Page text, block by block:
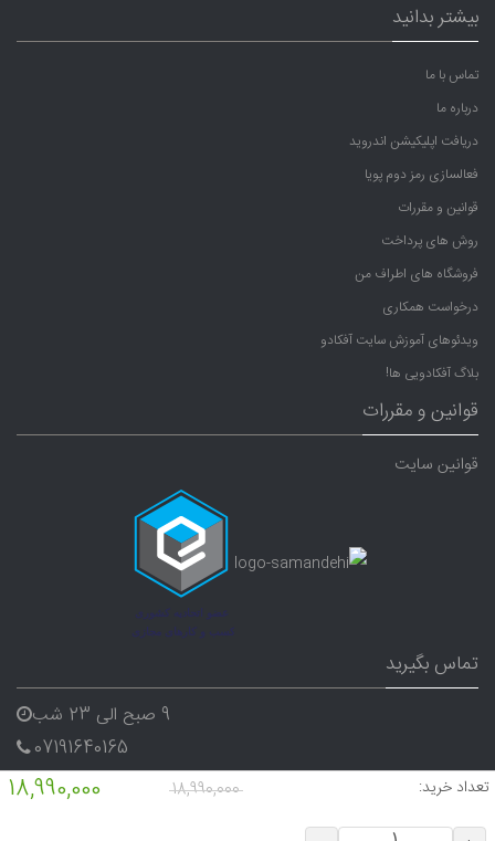
تعداد خرید: 18,990,000
18,990,000
بیشتر بدانید
تماس با ما
درباره ما
دریافت اپلیکیشن اندروید
فعالسازی رمز دوم پویا
قوانین و مقررات
روش های پرداخت
فروشگاه های اطراف من
درخواست همکاری
ویدئوهای آموزش سایت آفکادو
بلاگ آفکادویی ها!
قوانین و مقررات
قوانین سایت
تماس بگیرید
9 صبح الی 23 شب
07191640165
09338282656